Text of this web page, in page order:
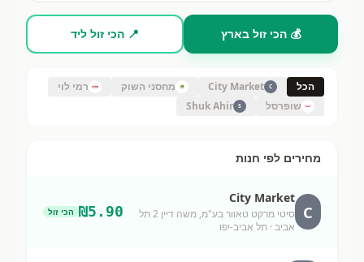
💰 הכי זול בארץ 📍 הכי זול ליד
הכל C
City Market מחסני השוק
רמי לוי
שופרסל
S
Shuk Ahir
מחירים לפי חנות
C
City Market
סיטי מרקט טאוור בע"מ, משה דיין 2 תל
אביב · תל אביב-יפו
₪5.90 הכי זול